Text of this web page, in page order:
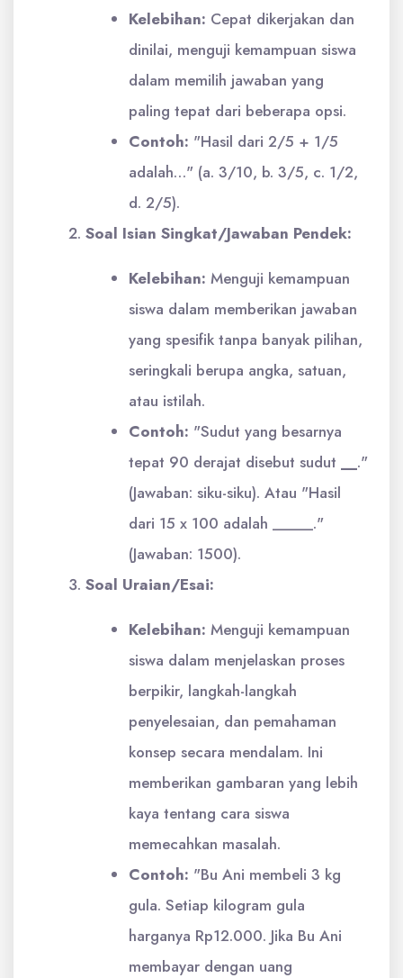
Kelebihan: Cepat dikerjakan dan
dinilai, menguji kemampuan siswa
dalam memilih jawaban yang
paling tepat dari beberapa opsi.
Contoh: "Hasil dari 2/5 + 1/5
adalah…" (a. 3/10, b. 3/5, c. 1/2,
d. 2/5).
Soal Isian Singkat/Jawaban Pendek:
Kelebihan: Menguji kemampuan
siswa dalam memberikan jawaban
yang spesifik tanpa banyak pilihan,
seringkali berupa angka, satuan,
atau istilah.
Contoh: "Sudut yang besarnya
tepat 90 derajat disebut sudut
."
(Jawaban: siku-siku). Atau "Hasil
dari 15 x 100 adalah _____."
(Jawaban: 1500).
Soal Uraian/Esai:
Kelebihan: Menguji kemampuan
siswa dalam menjelaskan proses
berpikir, langkah-langkah
penyelesaian, dan pemahaman
konsep secara mendalam. Ini
memberikan gambaran yang lebih
kaya tentang cara siswa
memecahkan masalah.
Contoh: "Bu Ani membeli 3 kg
gula. Setiap kilogram gula
harganya Rp12.000. Jika Bu Ani
membayar dengan uang